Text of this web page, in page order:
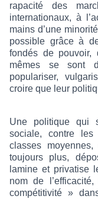
rapacité des
internationaux, à
mains d’une
possible grâce à
fondés de pouvoir,
mêmes se sont
populariser,
croire que leur
Une politique qui
sociale, contre
classes
toujours plus,
lamine et privatise
nom de
compétitivité »